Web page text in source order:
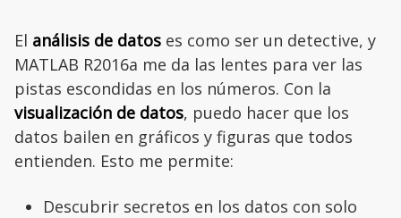
El análisis de datos es como ser un detective, y
MATLAB R2016a me da las lentes para ver las
pistas escondidas en los números. Con la
visualización de datos, puedo hacer que los
datos bailen en gráficos y figuras que todos
entienden. Esto me permite:
Descubrir secretos en los datos con solo